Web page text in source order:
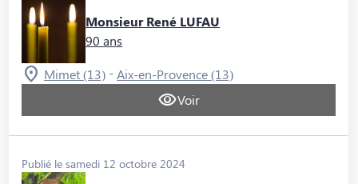
Monsieur René LUFAU
90 ans
Mimet (13) - Aix-en-Provence (13)
Voir
Publié le samedi 12 octobre 2024